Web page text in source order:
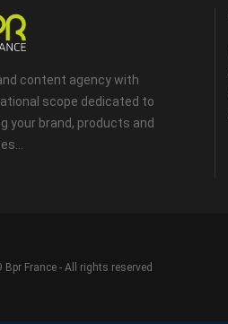
content agency with
scope dedicated to
your brand, products and
Bpr France - All rights reserved